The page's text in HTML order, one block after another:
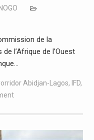
de la
l’Afrique de l’Ouest
Abidjan-Lagos, IFD,